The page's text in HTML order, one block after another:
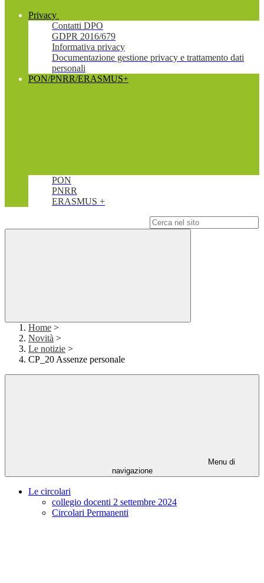
Privacy
Contatti DPO
GDPR 2016/679
Informativa privacy
Documentazione gestione privacy e trattamento dati
personali
PON/PNRR/ERASMUS+
PON
PNRR
ERASMUS +
Home >
Novità >
Le notizie >
CP_20 Assenze personale
Menu di
navigazione
Le circolari
collegio docenti 2 settembre 2024
Circolari Permanenti